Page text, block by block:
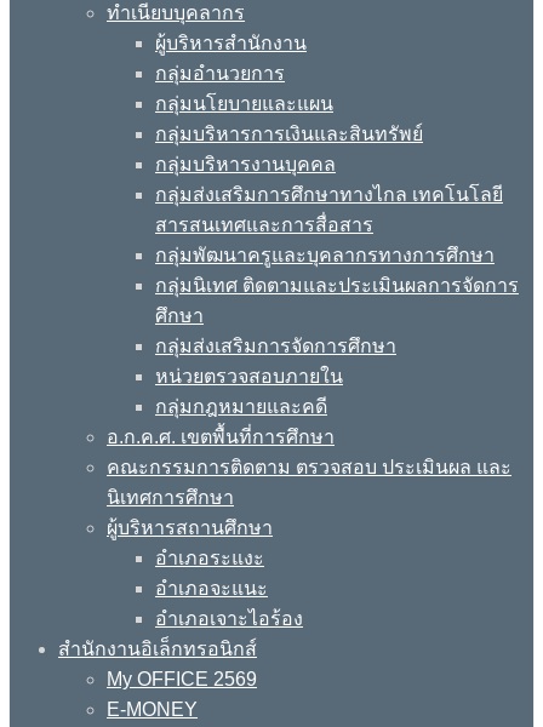
ทำเนียบบุคลากร
ผู้บริหารสำนักงาน
กลุ่มอำนวยการ
กลุ่มนโยบายและแผน
กลุ่มบริหารการเงินและสินทรัพย์
กลุ่มบริหารงานบุคคล
กลุ่มส่งเสริมการศึกษาทางไกล เทคโนโลยี
สารสนเทศและการสื่อสาร
กลุ่มพัฒนาครูและบุคลากรทางการศึกษา
กลุ่มนิเทศ ติดตามและประเมินผลการจัดการ
ศึกษา
กลุ่มส่งเสริมการจัดการศึกษา
หน่วยตรวจสอบภายใน
กลุ่มกฎหมายและคดี
อ.ก.ค.ศ. เขตพื้นที่การศึกษา
คณะกรรมการติดตาม ตรวจสอบ ประเมินผล และ
นิเทศการศึกษา
ผู้บริหารสถานศึกษา
อำเภอระแงะ
อำเภอจะแนะ
อำเภอเจาะไอร้อง
สำนักงานอิเล็กทรอนิกส์
My OFFICE 2569
E-MONEY